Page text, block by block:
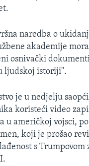
naredba o
akademije
osnivački
ljudskoj istoriji".
je u nedjelju
koristeći video
u američkoj vojsci,
koji je prošao
s Trumpovom